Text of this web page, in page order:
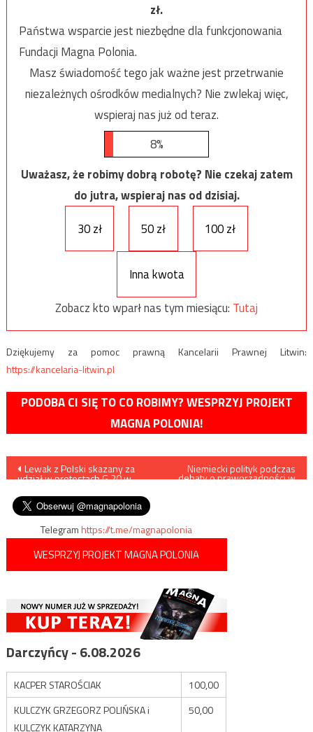
zł.
Państwa wsparcie jest niezbędne dla funkcjonowania
Fundacji Magna Polonia.
Masz świadomość tego jak ważne jest przetrwanie
niezależnych ośrodków medialnych? Nie zwlekaj więc,
wspieraj nas już od teraz.
8%
Uważasz, że robimy dobrą robotę? Nie czekaj zatem
do jutra, wspieraj nas od dzisiaj.
30 zł
50 zł 100 zł
Inna kwota
Zobacz kto wparł nas tym miesiącu: Tutaj
Dziękujemy za pomoc prawną Kancelarii Prawnej Litwin:
https://kancelaria-litwin.pl
PODOBA CI SIĘ TO CO ROBIMY? WESPRZYJ PROJEKT
MAGNA POLONIA!
Nawigacja
wpisu
Lewak z Polski skazany za
udział w protestach G 20 w
Niemiecki polityk podczas
debaty o praworządności w
Telegramhttps://t.me/magnapolonia
WESPRZYJ PROJEKT MAGNA POLONIA
Darczyńcy - 6.08.2026
KACPER STAROŚCIAK
100,00
KULCZYK GRZEGORZ POLIŃSKA i
KULCZYK KATARZYNA
50,00